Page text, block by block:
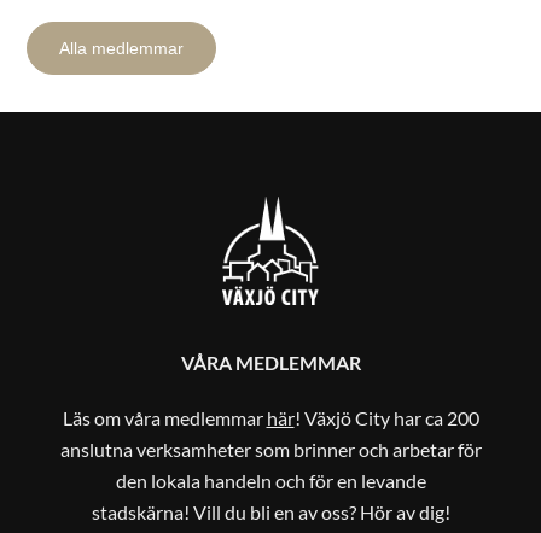
Alla medlemmar
VÅRA MEDLEMMAR
Läs om våra medlemmar här! Växjö City har ca 200
anslutna verksamheter som brinner och arbetar för
den lokala handeln och för en levande
stadskärna! Vill du bli en av oss? Hör av dig!